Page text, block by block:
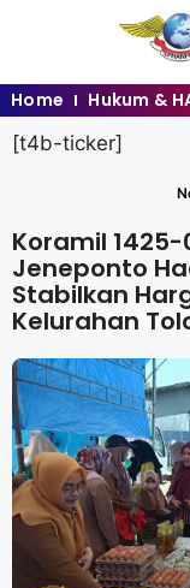
Home Hukum &
[t4b-ticker]
Koramil
Jeneponto
Stabilkan
Kelurahan